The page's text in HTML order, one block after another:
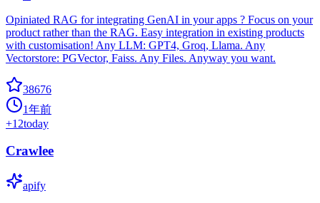
Opiniated RAG for integrating GenAI in your apps ? Focus on your
product rather than the RAG. Easy integration in existing products
with customisation! Any LLM: GPT4, Groq, Llama. Any
Vectorstore: PGVector, Faiss. Any Files. Anyway you want.
38676
1年前
+12today
Crawlee
apify